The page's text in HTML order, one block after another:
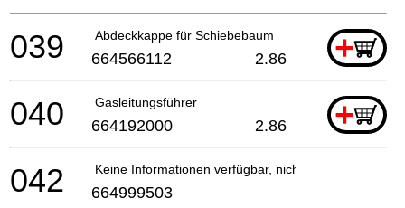
Abdeckkappe für Schiebebaum +
039 664566112 2.86
Gasleitungsführer +
040 664192000 2.86
Keine Informationen verfügbar, nicht bestellbar
042 664999503